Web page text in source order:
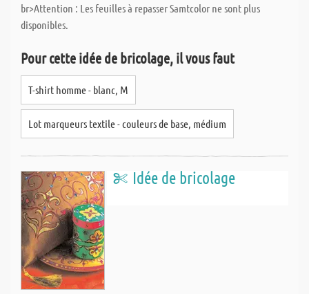
br>Attention : Les feuilles à repasser Samtcolor ne sont plus
disponibles.
Pour cette idée de bricolage, il vous faut
T-shirt homme - blanc, M
Lot marqueurs textile - couleurs de base, médium
Idée de bricolage